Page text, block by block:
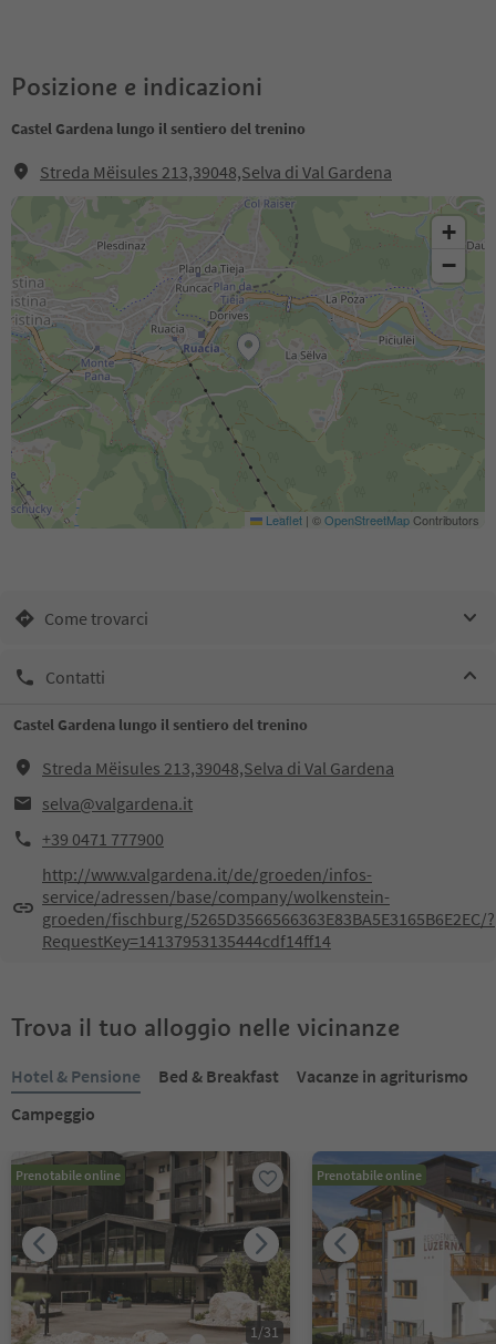
Posizione e indicazioni
Castel Gardena lungo il sentiero del trenino
Streda Mëisules 213,39048,Selva di Val Gardena
+
−
Leaflet | ©OpenStreetMapContributors
Come trovarci
Contatti
Castel Gardena lungo il sentiero del trenino
Streda Mëisules 213,39048,Selva di Val Gardena
selva@valgardena.it
+39 0471 777900
http://www.valgardena.it/de/groeden/infos-
service/adressen/base/company/wolkenstein-
groeden/fischburg/5265D3566566363E83BA5E3165B6E2EC/?
RequestKey=14137953135444cdf14ff14
Trova il tuo alloggio nelle vicinanze
Hotel & Pensione Bed & Breakfast
Vacanze in agriturismo
Campeggio
Prenotabile online
1/31
Prenotabile online